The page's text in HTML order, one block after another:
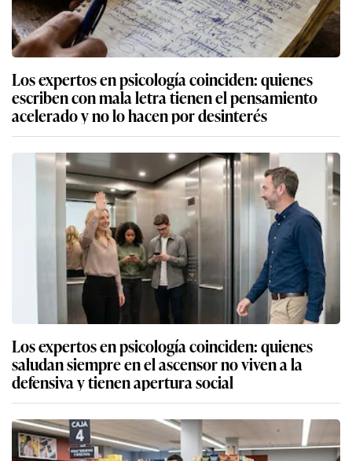
Los expertos en psicología coinciden: quienes
escriben con mala letra tienen el pensamiento
acelerado y no lo hacen por desinterés
Los expertos en psicología coinciden: quienes
saludan siempre en el ascensor no viven a la
defensiva y tienen apertura social